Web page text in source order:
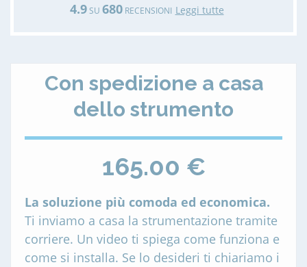
4.9SU 680RECENSIONI Leggi tutte
Con spedizione a casa
dello strumento
165.00 €
La soluzione più comoda ed economica.
Ti inviamo a casa la strumentazione tramite
corriere. Un video ti spiega come funziona e
come si installa. Se lo desideri ti chiariamo i